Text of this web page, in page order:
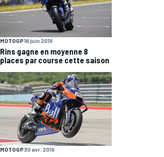
MOTOGP16 juin 2019
Rins gagne en moyenne 8
places par course cette saison
MOTOGP30 avr. 2019